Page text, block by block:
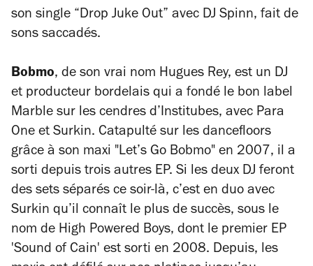
son single “Drop Juke Out” avec DJ Spinn, fait de
sons saccadés.
Bobmo, de son vrai nom Hugues Rey, est un DJ
et producteur bordelais qui a fondé le bon label
Marble sur les cendres d’Institubes, avec Para
One et Surkin. Catapulté sur les dancefloors
grâce à son maxi "Let’s Go Bobmo" en 2007, il a
sorti depuis trois autres EP. Si les deux DJ feront
des sets séparés ce soir-là, c’est en duo avec
Surkin qu’il connaît le plus de succès, sous le
nom de High Powered Boys, dont le premier EP
'Sound of Cain' est sorti en 2008. Depuis, les